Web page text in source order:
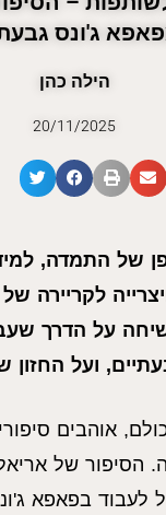
ג'ונס
הילה כהן
20/11/2025
של התמדה,
לקריירה
על הדרך
ועל
אוהבים